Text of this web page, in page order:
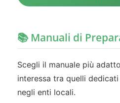
📚 Manuali di
Scegli il manuale più
interessa tra quelli
negli enti locali.